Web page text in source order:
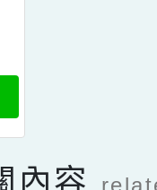
內容